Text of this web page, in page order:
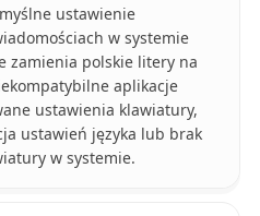
ustawienie
w systemie
zamienia polskie litery na
aplikacje
ustawienia klawiatury,
ustawień języka lub brak
w systemie.